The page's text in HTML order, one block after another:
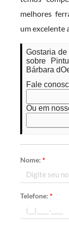
melhores
um excelente
Gostaria
sobre
Bárbara
Fale
Ou em
Nome:*
Telefone:*